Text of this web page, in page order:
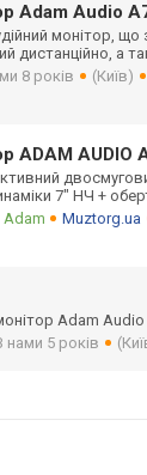
Adam Audio
монітор,
дистанційно, а
8 років (Київ)
ADAM AUDIO
7" НЧ +
Adam
Muztorg.ua
Adam
нами 5 років